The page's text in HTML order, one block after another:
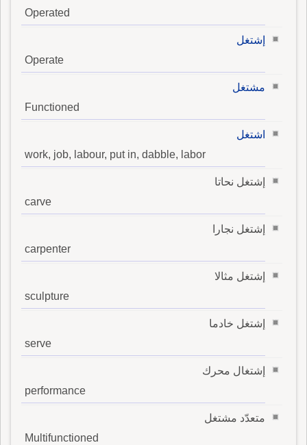
Operated
إشتغل
Operate
مشتغل
Functioned
اشتغل
work, job, labour, put in, dabble, labor
إشتغل نحاتا
carve
إشتغل نجارا
carpenter
إشتغل مثالا
sculpture
إشتغل خادما
serve
إشتغال محرك
performance
متعدّد مشتغل
Multifunctioned